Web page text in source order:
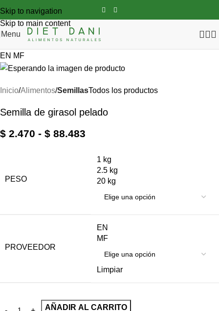
Skip to navigation
Skip to main content
Menu
EN MF
Inicio Alimentos SemillasTodos los productos
Semilla de girasol pelado
$ 2.470 - $ 88.483
PESO
1 kg
2.5 kg
20 kg
PROVEEDOR
EN
MF
Limpiar
AÑADIR AL CARRITO